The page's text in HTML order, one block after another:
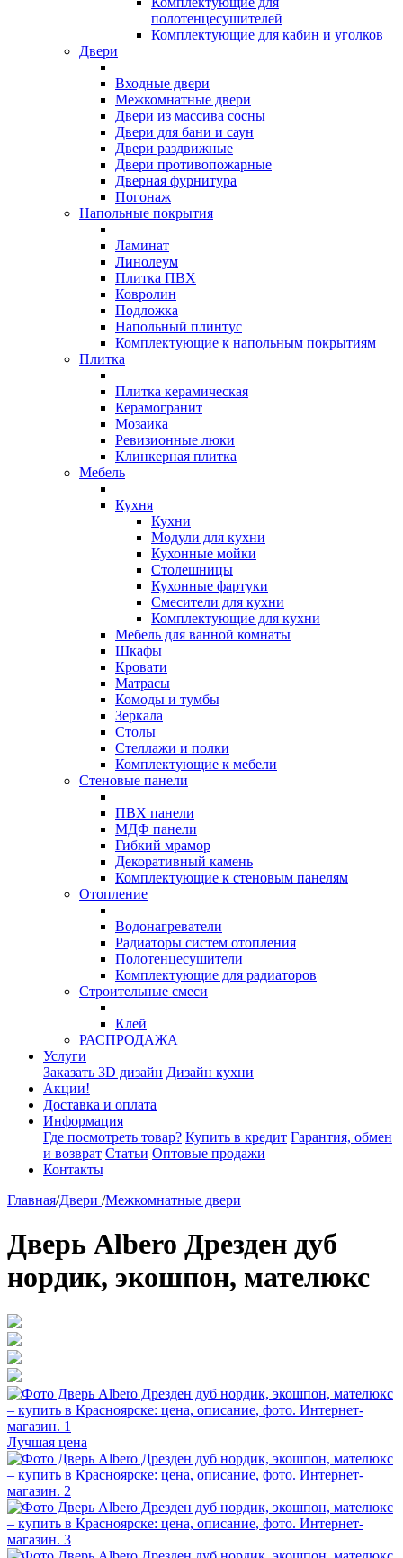
полотенцесушителей
Комплектующие для кабин и уголков
Двери
Входные двери
Межкомнатные двери
Двери из массива сосны
Двери для бани и саун
Двери раздвижные
Двери противопожарные
Дверная фурнитура
Погонаж
Напольные покрытия
Ламинат
Линолеум
Плитка ПВХ
Ковролин
Подложка
Напольный плинтус
Комплектующие к напольным покрытиям
Плитка
Плитка керамическая
Керамогранит
Мозаика
Ревизионные люки
Клинкерная плитка
Мебель
Кухня
Кухни
Модули для кухни
Кухонные мойки
Столешницы
Кухонные фартуки
Смесители для кухни
Комплектующие для кухни
Мебель для ванной комнаты
Шкафы
Кровати
Матрасы
Комоды и тумбы
Зеркала
Столы
Стеллажи и полки
Комплектующие к мебели
Стеновые панели
ПВХ панели
МДФ панели
Гибкий мрамор
Декоративный камень
Комплектующие к стеновым панелям
Отопление
Водонагреватели
Радиаторы систем отопления
Полотенцесушители
Комплектующие для радиаторов
Строительные смеси
Клей
РАСПРОДАЖА
Услуги
Заказать 3D дизайн Дизайн кухни
Акции!
Доставка и оплата
Информация
Где посмотреть товар? Купить в кредит Гарантия, обмен
и возврат Статьи Оптовые продажи
Контакты
Главная/Двери /Межкомнатные двери
Дверь Albero Дрезден дуб
нордик, экошпон, мателюкс
Лучшая цена